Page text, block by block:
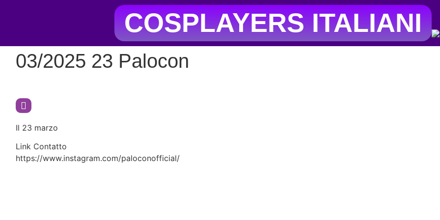
COSPLAYERS ITALIANI
03/2025 23 Palocon
Il 23 marzo
Link Contatto
https://www.instagram.com/paloconofficial/